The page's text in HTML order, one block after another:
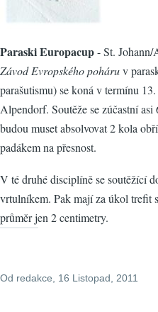
Paraski Europacup- St.
Závod Evropského poháruv
parašutismu) se koná v termínu
Alpendorf. Soutěže se zúčastní
budou muset absolvovat 2 kola
padákem na přesnost.
V té druhé disciplíně se soutěžící
vrtulníkem. Pak mají za úkol trefit
průměr jen 2 centimetry.
Od redakce , 16 Listopad, 2011